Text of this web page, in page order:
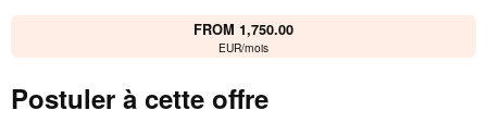
FROM 1,750.00
EUR/mois
Postuler à cette offre